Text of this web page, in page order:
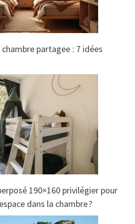
partagee : 7 idées
190×160 privilégier pour
dans la chambre ?